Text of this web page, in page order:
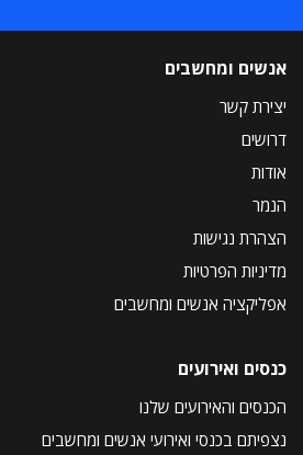
אנשים ומחשבים
יצירת קשר
דרושים
אודות
הנמר
הצהרת נגישות
מדיניות הפרטיות
אפליקציה אנשים ומחשבים
כנסים ואירועים
הכנסים והאירועים שלנו
נצפיתם בכנסי ואירועי אנשים ומחשבים